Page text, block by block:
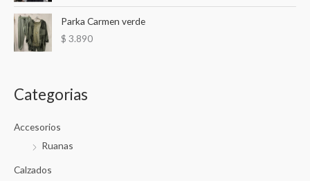
Parka Carmen verde
$ 3.890
Categorias
Accesorios
Ruanas
Calzados